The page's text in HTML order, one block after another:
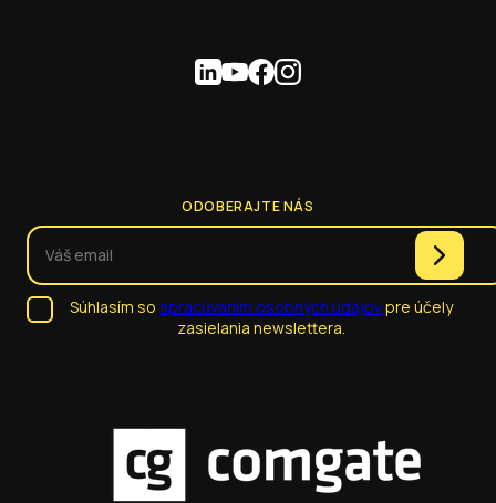
ODOBERAJTE NÁS
Súhlasím so spracúvaním osobných údajovpre účely
zasielania newslettera.